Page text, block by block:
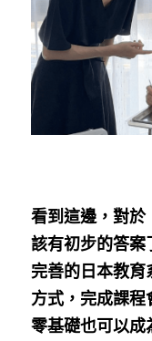
看到這邊，對於
該有初步的答
完善的日本教育
方式，完成課程
零基礎也可以成